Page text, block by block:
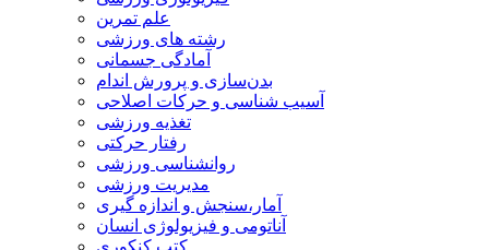
علم تمرین
رشته های ورزشی
آمادگی جسمانی
بدن‌سازی و پرورش اندام
آسیب شناسی و حرکات اصلاحی
تغذیه ورزشی
رفتار حرکتی
روانشناسی ورزشی
مدیریت ورزشی
آمار،سنجش و اندازه گیری
آناتومی و فیزیولوژی انسان
کتب کنکوری